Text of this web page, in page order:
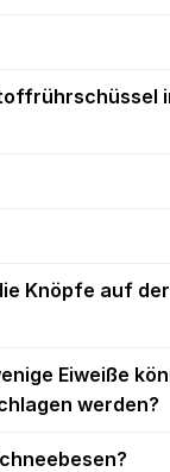
Knöpfe auf
Eiweiße
werden?